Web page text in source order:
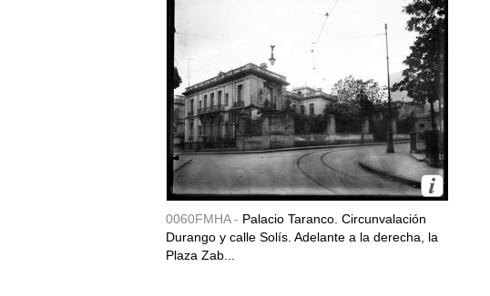
0060FMHA - Palacio Taranco. Circunvalación
Durango y calle Solís. Adelante a la derecha, la
Plaza Zab...